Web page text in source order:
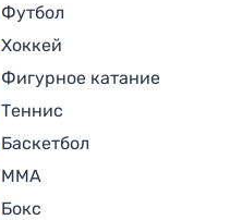
Футбол
Хоккей
Фигурное катание
Теннис
Баскетбол
MMA
Бокс